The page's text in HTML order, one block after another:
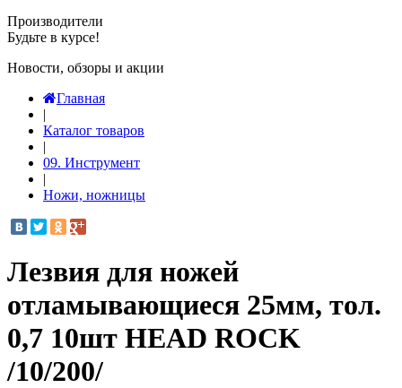
Производители
Будьте в курсе!
Новости, обзоры и акции
Главная
|
Каталог товаров
|
09. Инструмент
|
Ножи, ножницы
Лезвия для ножей
отламывающиеся 25мм, тол.
0,7 10шт HEAD ROCK
/10/200/